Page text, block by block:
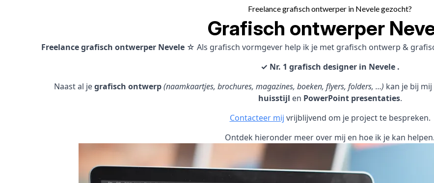
Freelance grafisch ontwerper in Nevele gezocht?
Grafisch ontwerper
Freelance grafisch ontwerper Nevele ☆ Als grafisch vormgever help ik je met grafisch ontwerp &
✓ Nr. 1 grafisch designer in Nevele .
Naast al jegrafisch ontwerp(naamkaartjes, brochures, magazines, boeken, flyers, folders, …) kan je bij
huisstijl en PowerPoint presentaties.
Contacteer mij vrijblijvend om je project te bespreken.
Ontdek hieronder meer over mij en hoe ik je kan helpen.